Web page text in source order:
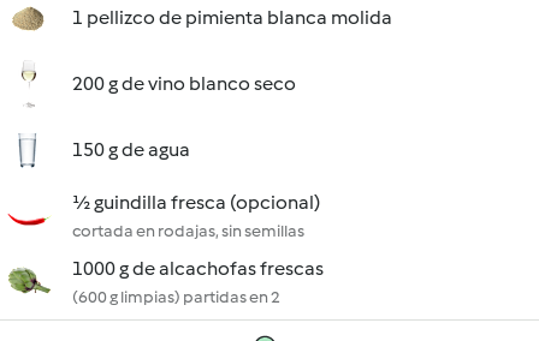
1 pellizco de pimienta blanca molida
200 g de vino blanco seco
150 g de agua
½ guindilla fresca (opcional)
cortada en rodajas, sin semillas
1000 g de alcachofas frescas
(600 g limpias) partidas en 2